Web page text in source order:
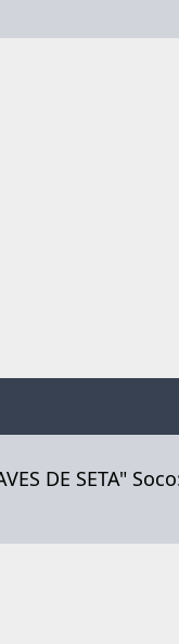
DE SETA"